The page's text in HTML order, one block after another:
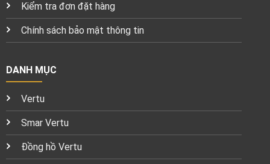
Kiểm tra đơn đặt hàng
Chính sách bảo mật thông tin
DANH MỤC
Vertu
Smar Vertu
Đồng hồ Vertu